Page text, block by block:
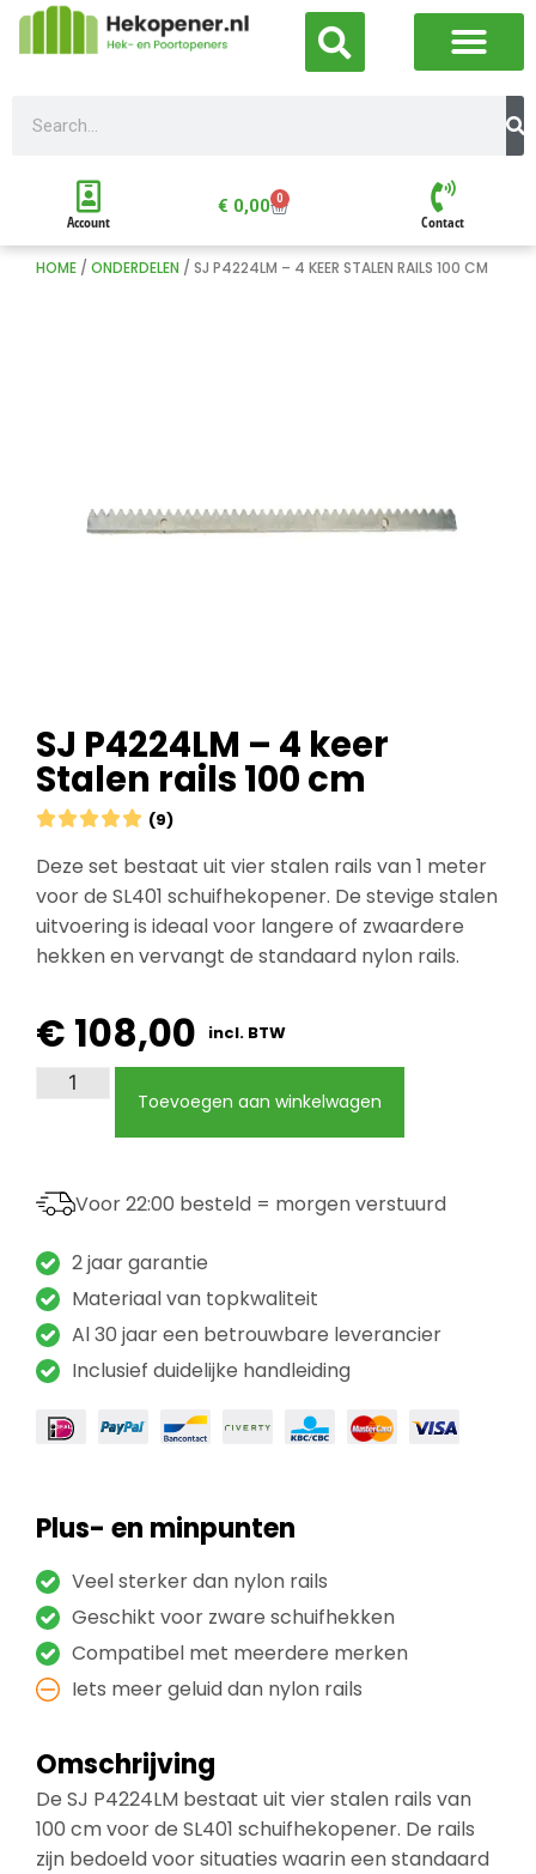
Account
€ 0,00 0
Contact
HOME / ONDERDELEN / SJ P4224LM – 4 KEER STALEN RAILS 100 CM
SJ P4224LM – 4 keer
Stalen rails 100 cm
 (9)
Deze set bestaat uit vier stalen rails van 1 meter
voor de SL401 schuifhekopener. De stevige stalen
uitvoering is ideaal voor langere of zwaardere
hekken en vervangt de standaard nylon rails.
€ 108,00 incl. BTW
Toevoegen aan winkelwagen
Voor 22:00 besteld = morgen verstuurd
2 jaar garantie
Materiaal van topkwaliteit
Al 30 jaar een betrouwbare leverancier
Inclusief duidelijke handleiding
Plus- en minpunten
Veel sterker dan nylon rails
Geschikt voor zware schuifhekken
Compatibel met meerdere merken
Iets meer geluid dan nylon rails
Omschrijving
De SJ P4224LM bestaat uit vier stalen rails van
100 cm voor de SL401 schuifhekopener. De rails
zijn bedoeld voor situaties waarin een standaard